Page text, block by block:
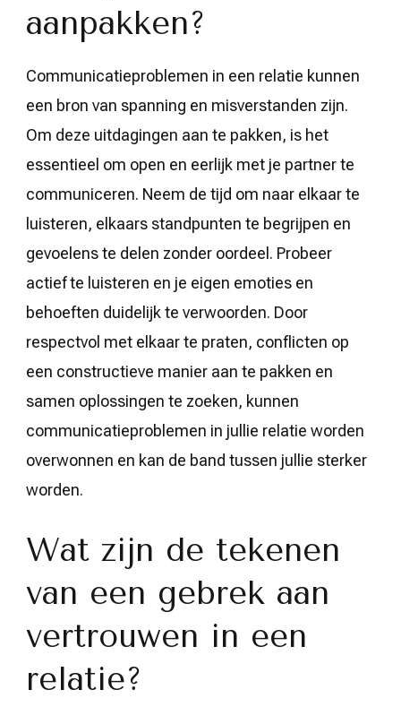
aanpakken?
Communicatieproblemen in een relatie kunnen
een bron van spanning en misverstanden zijn.
Om deze uitdagingen aan te pakken, is het
essentieel om open en eerlijk met je partner te
communiceren. Neem de tijd om naar elkaar te
luisteren, elkaars standpunten te begrijpen en
gevoelens te delen zonder oordeel. Probeer
actief te luisteren en je eigen emoties en
behoeften duidelijk te verwoorden. Door
respectvol met elkaar te praten, conflicten op
een constructieve manier aan te pakken en
samen oplossingen te zoeken, kunnen
communicatieproblemen in jullie relatie worden
overwonnen en kan de band tussen jullie sterker
worden.
Wat zijn de tekenen
van een gebrek aan
vertrouwen in een
relatie?